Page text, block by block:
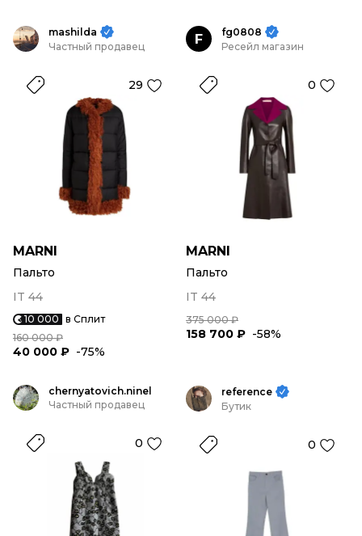
mashilda
Частный продавец
29
MARNI
Пальто
IT 44
10 000 в Сплит
160 000 ₽
40 000 ₽ -75%
F
fg0808
Ресейл магазин
0
MARNI
Пальто
IT 44
375 000 ₽
158 700 ₽ -58%
chernyatovich.ninel
Частный продавец
0
reference
Бутик
0